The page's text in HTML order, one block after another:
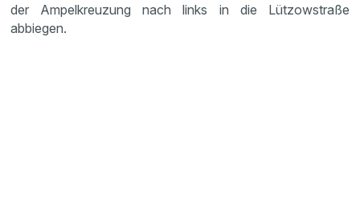
der Ampelkreuzung nach links in die Lützowstraße
abbiegen.